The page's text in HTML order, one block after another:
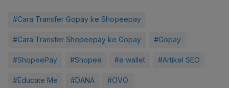
#Cara Transfer Gopay ke Shopeepay
#Cara Transfer Shopeepay ke Gopay #Gopay
#ShopeePay #Shopee #e wallet #Artikel SEO
#Educate Me #DANA #OVO